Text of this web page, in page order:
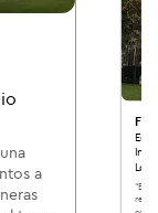
a
“El